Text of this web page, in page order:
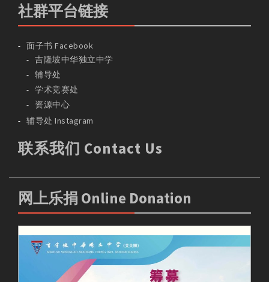
社群平台链接
面子书 Facebook
吉隆坡中华独立中学
辅导处
学术竞赛处
资源中心
辅导处 Instagram
联系我们 Contact Us
网上乐捐 Online Donation